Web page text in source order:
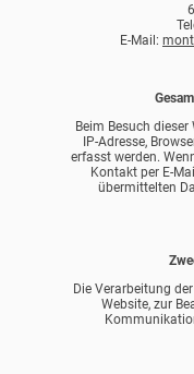
E-Mail:
Beim Besuch
IP-Adresse,
erfasst werden.
Kontakt per E-
übermittelten
Die Verarbeitung
Website, zur